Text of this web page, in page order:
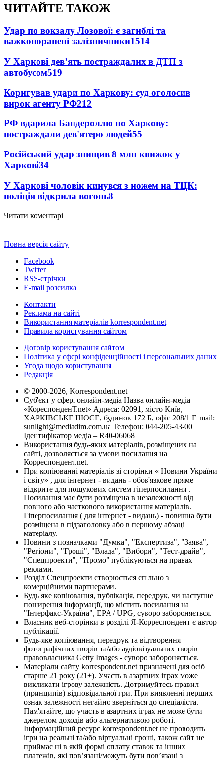
ЧИТАЙТЕ ТАКОЖ
Удар по вокзалу Лозової: є загиблі та
важкопоранені залізничники1514
У Харкові дев’ять постраждалих в ДТП з
автобусом519
Коригував удари по Харкову: суд оголосив
вирок агенту РФ212
РФ вдарила Бандероллю по Харкову:
постраждали дев'ятеро людей55
Російський удар знищив 8 млн книжок у
Харкові34
У Харкові чоловік кинувся з ножем на ТЦК:
поліція відкрила вогонь8
Читати коментарі
Повна версія сайту
Facebook
Twitter
RSS-стрічки
E-mail розсилка
Контакти
Реклама на сайті
Використання матеріалів korrespondent.net
Правила користування сайтом
Договір користування сайтом
Політика у сфері конфіденційності і персональних даних
Угода щодо користування
Редакція
© 2000-2026, Korrespondent.net
Суб'єкт у сфері онлайн-медіа Назва онлайн-медіа –
«КореспонденТ.net» Адреса: 02091, місто Київ,
ХАРКІВСЬКЕ ШОСЕ, будинок 172-Б, офіс 208/1 E-mail:
sunlight@mediadim.com.ua Телефон: 044-205-43-00
Ідентифікатор медіа – R40-06068
Використання будь-яких матеріалів, розміщених на
сайті, дозволяється за умови посилання на
Корреспондент.net.
При копіюванні матеріалів зі сторінки « Новини України
і світу» , для інтернет - видань - обов'язкове пряме
відкрите для пошукових систем гіперпосилання .
Посилання має бути розміщена в незалежності від
повного або часткового використання матеріалів.
Гіперпосилання ( для інтернет - видань) - повинна бути
розміщена в підзаголовку або в першому абзаці
матеріалу.
Новини з позначками "Думка", "Експертиза", "Заява",
"Регіони", "Гроші", "Влада", "Вибори", "Тест-драйв",
"Спецпроекти", "Промо" публікуються на правах
реклами.
Розділ Спецпроекти створюється спільно з
комерційними партнерами.
Будь яке копіювання, публікація, передрук, чи наступне
поширення інформації, що містить посилання на
"Інтерфакс-Україна", EPA / UPG, суворо забороняється.
Власник веб-сторінки в розділі Я-Корреспондент є автор
публікації.
Будь-яке копіювання, передрук та відтворення
фотографічних творів та/або аудіовізуальних творів
правовласника Getty Images - суворо забороняється.
Матеріали сайту korrespondent.net призначені для осіб
старше 21 року (21+). Участь в азартних іграх може
викликати ігрову залежність. Дотримуйтесь правил
(принципів) відповідальної гри. При виявленні перших
ознак залежності негайно зверніться до спеціаліста.
Пам'ятайте, що участь в азартних іграх не може бути
джерелом доходів або альтернативою роботі.
Інформаційний ресурс korrespondent.net не проводить
ігри на реальні та/або віртуальні гроші, також сайт не
приймає ні в якій формі оплату ставок та інших
платежів, які пов’язані/можуть бути пов’язані з